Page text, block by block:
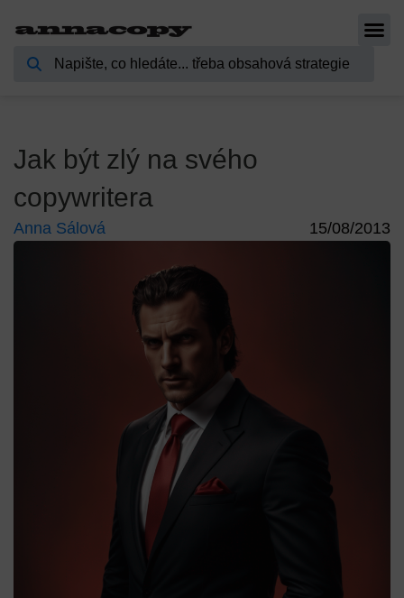
Jak být zlý na svého
copywritera
Anna Sálová 15/08/2013